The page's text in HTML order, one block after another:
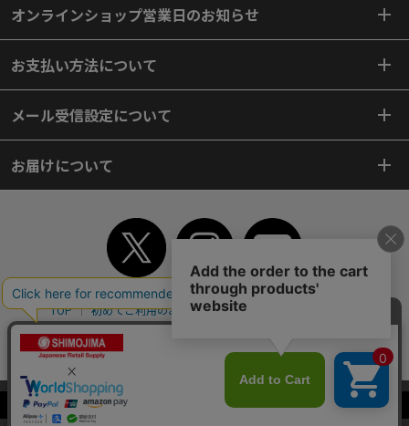
当サイトはクッキー（Cookie）を使用しています。Cookieの使用に同意いた
だける場合は「OK」をクリックしてください。
オンラインショップ営業日のお知らせ
お支払い方法について
メール受信設定について
お届けについて
TOP 初めてご利用のお客様へ ご利用案内
個人情報保護方針
よくあるご質問
WEBカタログ
Copyright© 2018 SHIMOJIMA Co.,Ltd. All Rights Reserved.